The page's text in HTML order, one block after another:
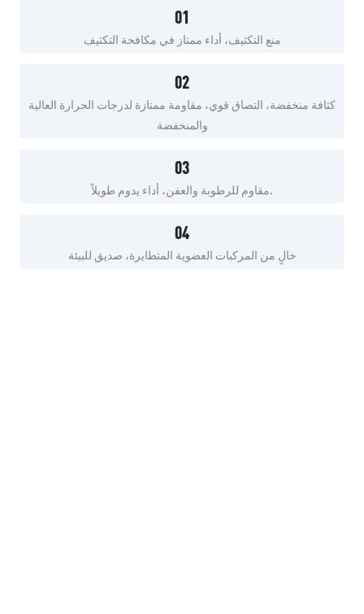
01
منع التكثيف، أداء ممتاز في مكافحة التكثيف
02
كثافة منخفضة، التصاق قوي، مقاومة ممتازة لدرجات الحرارة العالية
والمنخفضة
03
مقاوم للرطوبة والعفن، أداء يدوم طويلاً.
04
خالٍ من المركبات العضوية المتطايرة، صديق للبيئة